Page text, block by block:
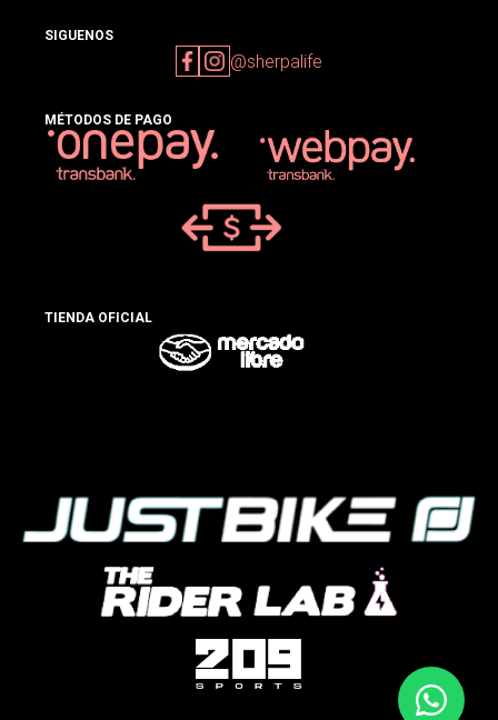
SIGUENOS
@sherpalife
MÉTODOS DE PAGO
TIENDA OFICIAL